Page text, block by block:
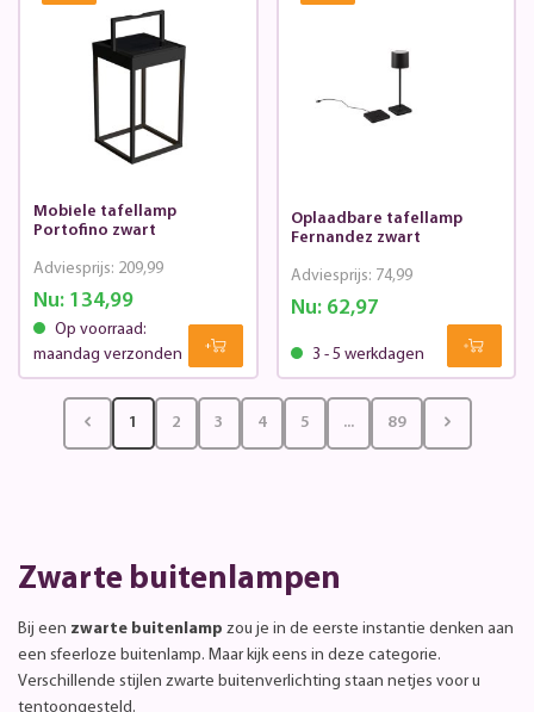
Mobiele tafellamp
Portofino zwart
Nu:134,99
Adviesprijs: 209,99
Op voorraad:
maandag verzonden
Oplaadbare tafellamp
Fernandez zwart
Nu: 62,97
Adviesprijs: 74,99
3 - 5 werkdagen
1 2 3 4 5 ... 89
Zwarte buitenlampen
Bij een zwarte buitenlamp zou je in de eerste instantie denken aan
een sfeerloze buitenlamp. Maar kijk eens in deze categorie.
Verschillende stijlen zwarte buitenverlichting staan netjes voor u
tentoongesteld.